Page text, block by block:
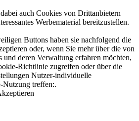
auch Cookies von Drittanbietern
Werbematerial bereitzustellen.
Buttons haben sie nachfolgend die
oder, wenn Sie mehr über die von
und deren Verwaltung erfahren möchten,
Richtlinie zugreifen oder über die
Nutzer-individuelle
Nutzung treffen:.